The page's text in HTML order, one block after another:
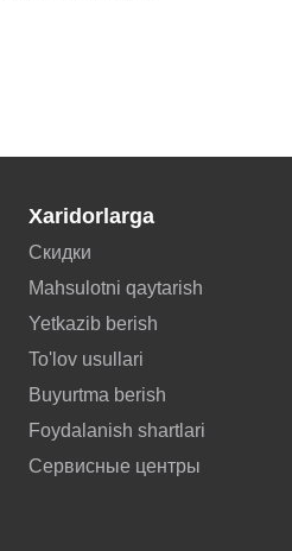
Xaridorlarga
Скидки
Mahsulotni qaytarish
Yetkazib berish
To'lov usullari
Buyurtma berish
Foydalanish shartlari
Сервисные центры